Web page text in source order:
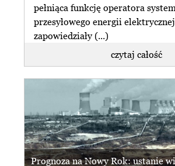
pełniąca funkcję operatora
przesyłowego energii
zapowiedziały (...)
czytaj całość
Prognoza na Nowy Rok: ustanie